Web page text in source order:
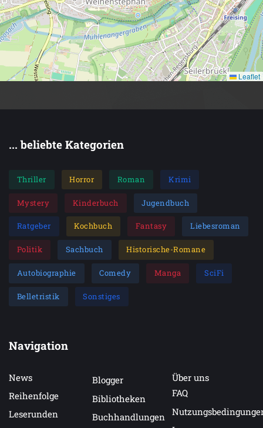
Leaflet
... beliebte Kategorien
Thriller Horror Roman Krimi
Mystery Kinderbuch Jugendbuch
Ratgeber Kochbuch Fantasy Liebesroman
Politik Sachbuch Historische-Romane
Autobiographie Comedy Manga SciFi
Belletristik Sonstiges
Navigation
News
Reihenfolge
Leserunden
Blogger
Bibliotheken
Buchhandlungen
Über uns
FAQ